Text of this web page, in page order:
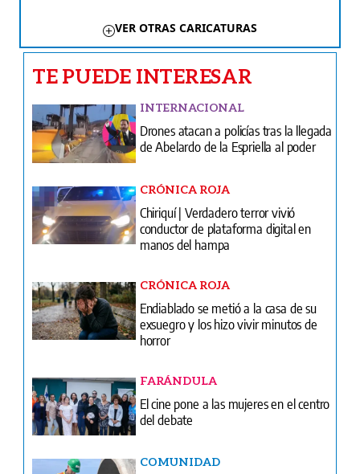
VER OTRAS CARICATURAS
TE PUEDE INTERESAR
INTERNACIONAL
Drones atacan a policías tras la llegada
de Abelardo de la Espriella al poder
CRÓNICA ROJA
Chiriquí | Verdadero terror vivió
conductor de plataforma digital en
manos del hampa
CRÓNICA ROJA
Endiablado se metió a la casa de su
exsuegro y los hizo vivir minutos de
horror
FARÁNDULA
El cine pone a las mujeres en el centro
del debate
COMUNIDAD